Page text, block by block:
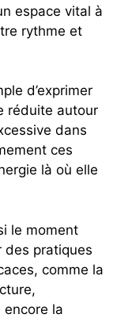
espace vital à
rythme et
d’exprimer
réduite autour
dans
ces
là où elle
le moment
des pratiques
comme la
encore la